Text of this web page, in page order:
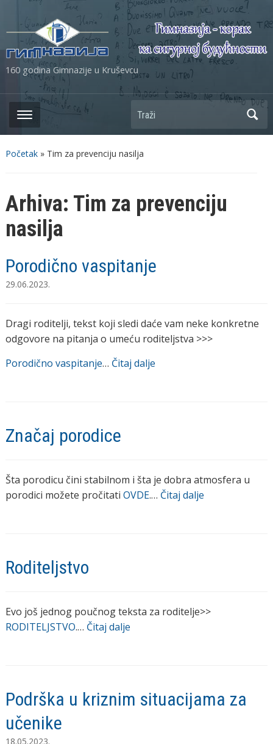
160 godina Gimnazije u Kruševcu
Početak» Tim za prevenciju nasilja
Arhiva: Tim za prevenciju
nasilja
Porodično vaspitanje
29.06.2023.
Dragi roditelji, tekst koji sledi daće vam neke konkretne
odgovore na pitanja o umeću roditeljstva >>>
Porodično vaspitanje… Čitaj dalje
Značaj porodice
Šta porodicu čini stabilnom i šta je dobra atmosfera u
porodici možete pročitati OVDE.… Čitaj dalje
Roditeljstvo
Evo još jednog poučnog teksta za roditelje>>
RODITELJSTVO.… Čitaj dalje
Podrška u kriznim situacijama za
učenike
18.05.2023.